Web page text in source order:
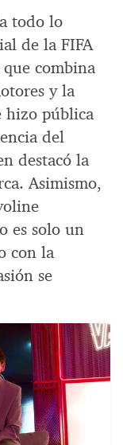
todo lo
de la FIFA
combina
y la
hizo pública
del
destacó la
Asimismo,
es solo un
con la
se